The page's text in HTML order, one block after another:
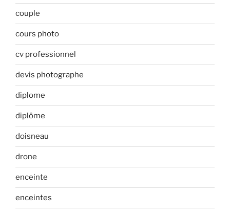
couple
cours photo
cv professionnel
devis photographe
diplome
diplôme
doisneau
drone
enceinte
enceintes